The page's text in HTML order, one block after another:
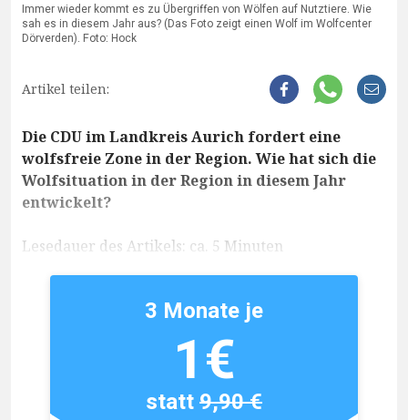
Immer wieder kommt es zu Übergriffen von Wölfen auf Nutztiere. Wie
sah es in diesem Jahr aus? (Das Foto zeigt einen Wolf im Wolfcenter
Dörverden). Foto: Hock
Artikel teilen:
Die CDU im Landkreis Aurich fordert eine
wolfsfreie Zone in der Region. Wie hat sich die
Wolfsituation in der Region in diesem Jahr
entwickelt?
Lesedauer des Artikels: ca. 5 Minuten
3 Monate je
1€
statt9,90 €